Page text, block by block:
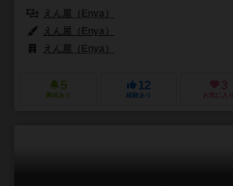
えん屋（Enya）
えん屋（Enya）
えん屋（Enya）
5
興味あり
12
経験あり
3
お気に入り